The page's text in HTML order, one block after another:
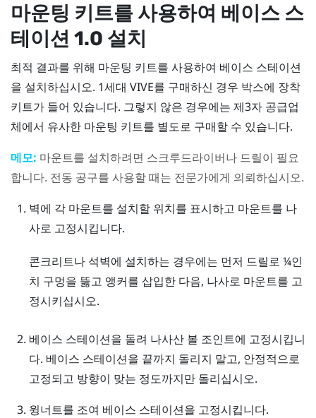
마운팅 키트를 사용하여 베이스 스
테이션 1.0 설치
최적 결과를 위해 마운팅 키트를 사용하여 베이스 스테이션
을 설치하십시오. 1세대 VIVE를 구매하신 경우 박스에 장착
키트가 들어 있습니다. 그렇지 않은 경우에는 제3자 공급업
체에서 유사한 마운팅 키트를 별도로 구매할 수 있습니다.
메모: 마운트를 설치하려면 스크루드라이버나 드릴이 필요
합니다. 전동 공구를 사용할 때는 전문가에게 의뢰하십시오.
벽에 각 마운트를 설치할 위치를 표시하고 마운트를 나
사로 고정시킵니다.
콘크리트나 석벽에 설치하는 경우에는 먼저 드릴로 ¼인
치 구멍을 뚫고 앵커를 삽입한 다음, 나사로 마운트를 고
정시키십시오.
베이스 스테이션을 돌려 나사산 볼 조인트에 고정시킵니
다. 베이스 스테이션을 끝까지 돌리지 말고, 안정적으로
고정되고 방향이 맞는 정도까지만 돌리십시오.
윙너트를 조여 베이스 스테이션을 고정시킵니다.